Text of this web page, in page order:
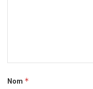
Nom *